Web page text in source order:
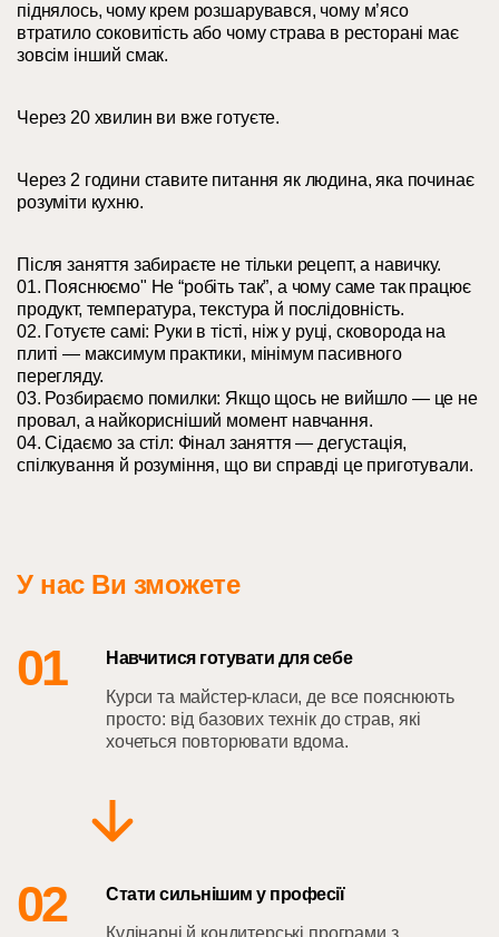
піднялось, чому крем розшарувався, чому м’ясо
втратило соковитість або чому страва в ресторані має
зовсім інший смак.
Через 20 хвилин ви вже готуєте.
Через 2 години ставите питання як людина, яка починає
розуміти кухню.
Після заняття забираєте не тільки рецепт, а навичку.
01. Пояснюємо" Не “робіть так”, а чому саме так працює
продукт, температура, текстура й послідовність.
02. Готуєте самі: Руки в тісті, ніж у руці, сковорода на
плиті — максимум практики, мінімум пасивного
перегляду.
03. Розбираємо помилки: Якщо щось не вийшло — це не
провал, а найкорисніший момент навчання.
04. Сідаємо за стіл: Фінал заняття — дегустація,
спілкування й розуміння, що ви справді це приготували.
У нас Ви зможете
01 Навчитися готувати для себе
Курси та майстер-класи, де все пояснюють
просто: від базових технік до страв, які
хочеться повторювати вдома.
02 Стати сильнішим у професії
Кулінарні й кондитерські програми з